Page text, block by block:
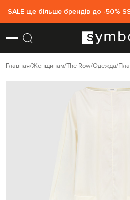
SALE ще більше брендів до -50%
Главная Женщинам The Row Одежда